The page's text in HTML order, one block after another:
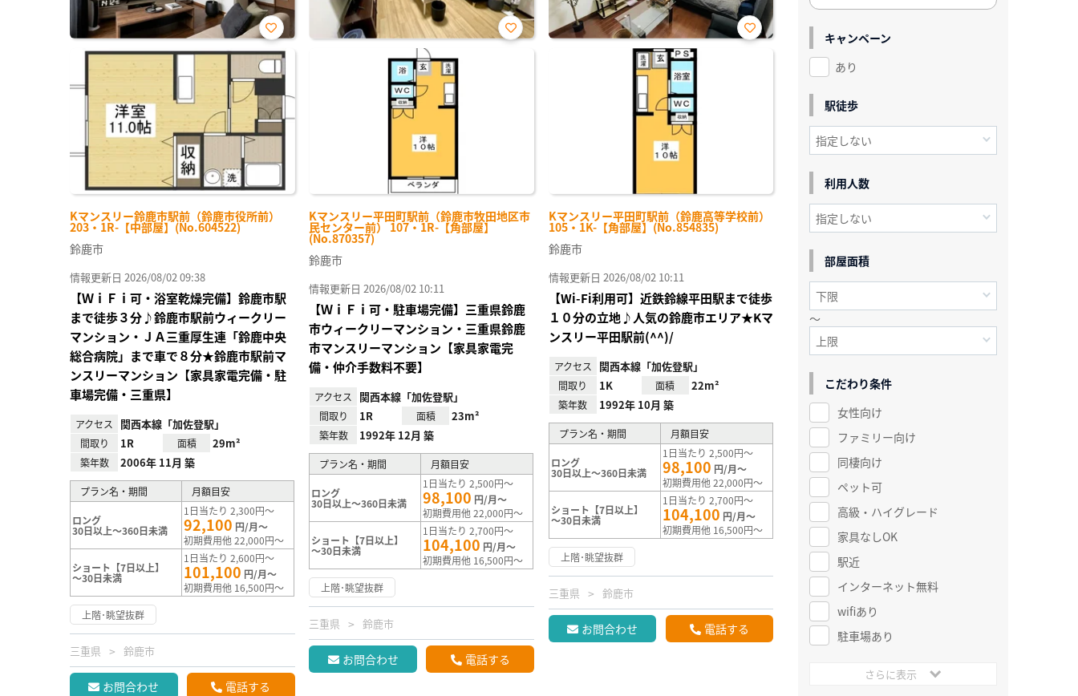
Kマンスリー鈴鹿市駅前（鈴鹿市役所前）
203・1R-【中部屋】(No.604522)
お気
に入
り登
録
鈴鹿市
情報更新日 2026/08/02 09:38
【ＷｉＦｉ可・浴室乾燥完備】鈴鹿市駅
まで徒歩３分♪鈴鹿市駅前ウィークリー
マンション・ＪＡ三重厚生連「鈴鹿中央
総合病院」まで車で８分★鈴鹿市駅前マ
ンスリーマンション【家具家電完備・駐
車場完備・三重県】
アクセス 関西本線「加佐登駅」
間取り 1R 面積 29m²
築年数 2006年 11月 築
プラン名・期間 月額目安
ロング
30日以上～360日未満
1日当たり 2,300円～
92,100 円/月～
初期費用他 22,000円～
ショート【7日以上】
～30日未満
1日当たり 2,600円～
101,100 円/月～
初期費用他 16,500円～
上階･眺望抜群
三重県 鈴鹿市
お問合わせ 電話する
Kマンスリー平田町駅前（鈴鹿市牧田地区市
民センター前） 107・1R-【角部屋】
(No.870357)
お気
鈴鹿市
情報更新日 2026/08/02 10:11
【ＷｉＦｉ可・駐車場完備】三重県鈴鹿
市ウィークリーマンション・三重県鈴鹿
市マンスリーマンション【家具家電完
備・仲介手数料不要】
アクセス 関西本線「加佐登駅」
間取り 1R 面積 23m²
築年数 1992年 12月 築
プラン名・期間 月額目安
ロング
30日以上～360日未満
1日当たり 2,500円～
98,100 円/月～
初期費用他 22,000円～
ショート【7日以上】
～30日未満
1日当たり 2,700円～
104,100 円/月～
初期費用他 16,500円～
上階･眺望抜群
三重県 鈴鹿市
お問合わせ 電話する
Kマンスリー平田町駅前（鈴鹿高等学校前）
105・1K-【角部屋】(No.854835)
お気
鈴鹿市
情報更新日 2026/08/02 10:11
【Wi-Fi利用可】近鉄鈴線平田駅まで徒歩
１０分の立地♪人気の鈴鹿市エリア★Kマ
ンスリー平田駅前(^^)/
アクセス 関西本線「加佐登駅」
間取り 1K 面積 22m²
築年数 1992年 10月 築
プラン名・期間 月額目安
ロング
30日以上～360日未満
1日当たり 2,500円～
98,100 円/月～
初期費用他 22,000円～
ショート【7日以上】
～30日未満
1日当たり 2,700円～
104,100 円/月～
初期費用他 16,500円～
上階･眺望抜群
三重県 鈴鹿市
お問合わせ 電話する
キャンペーン
あり
駅徒歩
利用人数
部屋面積
～
こだわり条件
女性向け
ファミリー向け
同棲向け
ペット可
高級・ハイグレード
家具なしOK
駅近
インターネット無料
wifiあり
駐車場あり
さらに表示